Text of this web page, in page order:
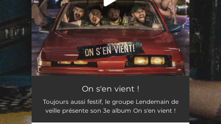
Bière froide
Le violon de mon grand-père 03:52
On s'en vient !
Toujours aussi festif, le groupe Lendemain de
veille présente son 3e album On s'en vient !